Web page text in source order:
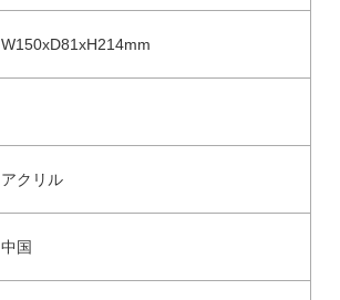
W150xD81xH214mm
アクリル
中国